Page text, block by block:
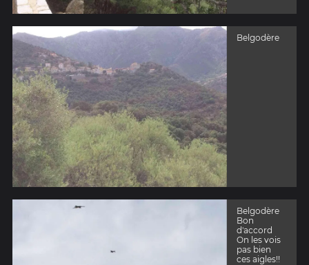
Belgodère
Belgodère
Bon
d'accord
On les vois
pas bien
ces aigles!!